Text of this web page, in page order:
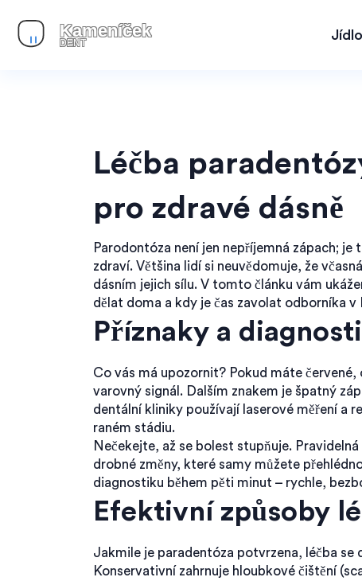
Léčba
pro zdravé dásně
Parodontóza není jen nepříjemná zápach;
zdraví. Většina lidí si neuvědomuje, že
dásním jejich sílu. V tomto článku vám
dělat doma a kdy je čas zavolat odborníka v
Příznaky a
Co vás má upozornit? Pokud máte
varovný signál. Dalším znakem je špatný
dentální kliniky používají laserové měření a
raném stádiu.
Nečekejte, až se bolest stupňuje.
drobné změny, které samy můžete
diagnostiku během pěti minut – rychle,
Efektivní způsoby
Jakmile je paradentóza potvrzena, léčba se
Konservativní zahrnuje hloubkové čištění